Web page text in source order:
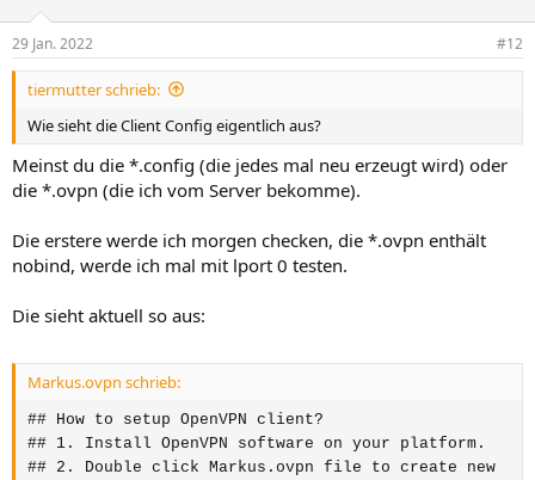
e
n
29 Jan. 2022 #12
tiermutter schrieb:
Wie sieht die Client Config eigentlich aus?
Meinst du die *.config (die jedes mal neu erzeugt wird) oder
die *.ovpn (die ich vom Server bekomme).
Die erstere werde ich morgen checken, die *.ovpn enthält
nobind, werde ich mal mit lport 0 testen.
Die sieht aktuell so aus:
Markus.ovpn schrieb:
## How to setup OpenVPN client?
## 1. Install OpenVPN software on your platform.
## 2. Double click Markus.ovpn file to create new